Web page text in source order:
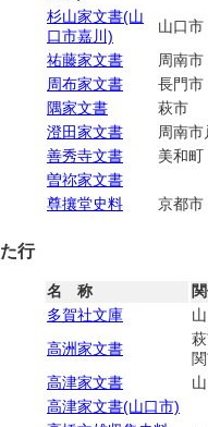
杉山家文書(山
口市嘉川)
山口市
祐藤家文書
周南市
周布家文書
長門市
隅家文書
萩市
澄田家文書
周南市
善秀寺文書
美和町
曽祢家文書
尊攘堂史料
京都市
た行
名 称
多賀社文庫
高洲家文書
高津家文書
高津家文書(山口市)